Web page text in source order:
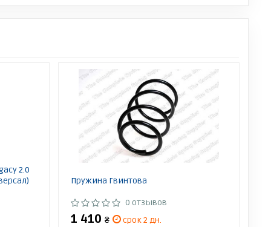
2.0
Пружина Гвинтова
0 отзывов
1 410₴
срок 2 дн.